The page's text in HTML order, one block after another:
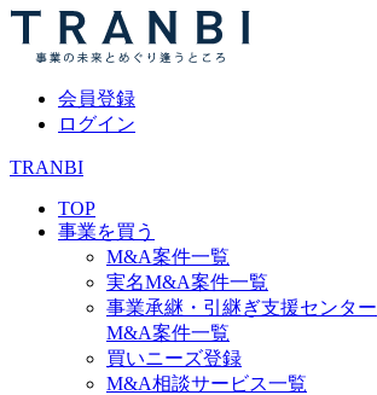
会員登録
ログイン
TRANBI
TOP
事業を買う
M&A案件一覧
実名M&A案件一覧
事業承継・引継ぎ支援センター
M&A案件一覧
買いニーズ登録
M&A相談サービス一覧